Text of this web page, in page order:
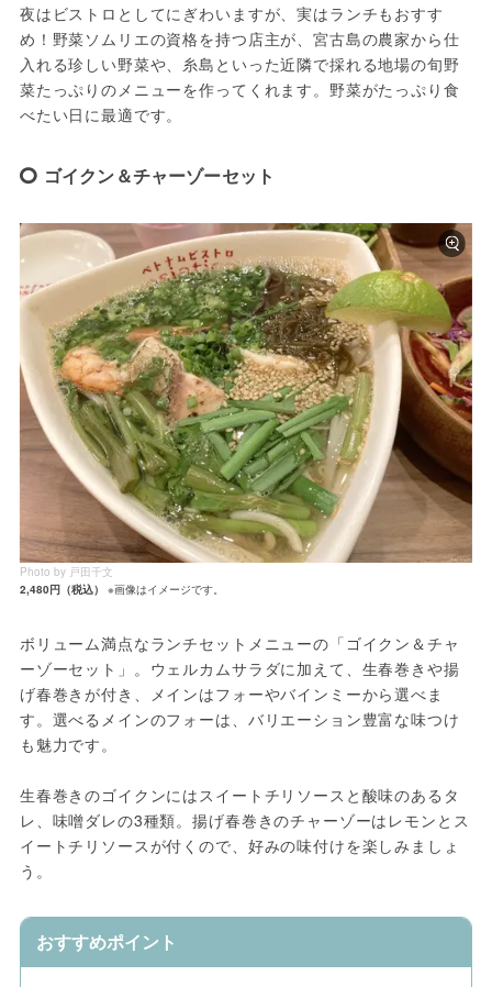
夜はビストロとしてにぎわいますが、実はランチもおすす
め！野菜ソムリエの資格を持つ店主が、宮古島の農家から仕
入れる珍しい野菜や、糸島といった近隣で採れる地場の旬野
菜たっぷりのメニューを作ってくれます。野菜がたっぷり食
べたい日に最適です。
ゴイクン＆チャーゾーセット
Photo by 戸田千文
2,480円（税込）
※画像はイメージです。
ボリューム満点なランチセットメニューの「ゴイクン＆チャ
ーゾーセット」。ウェルカムサラダに加えて、生春巻きや揚
げ春巻きが付き、メインはフォーやバインミーから選べま
す。選べるメインのフォーは、バリエーション豊富な味つけ
も魅力です。
生春巻きのゴイクンにはスイートチリソースと酸味のあるタ
レ、味噌ダレの3種類。揚げ春巻きのチャーゾーはレモンとス
イートチリソースが付くので、好みの味付けを楽しみましょ
う。
おすすめポイント